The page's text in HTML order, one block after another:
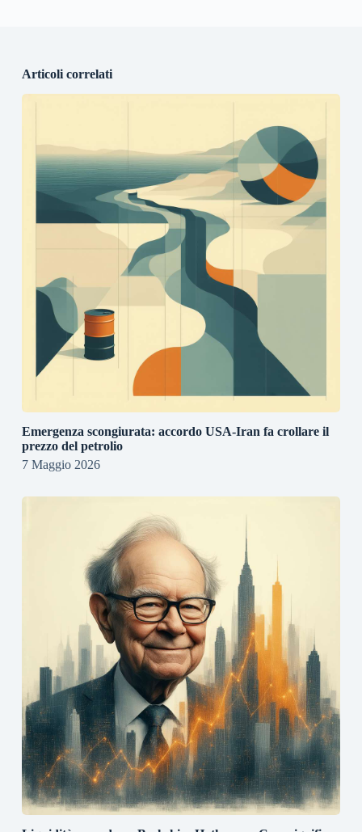
Articoli correlati
Emergenza scongiurata: accordo USA-Iran fa crollare il
prezzo del petrolio
7 Maggio 2026